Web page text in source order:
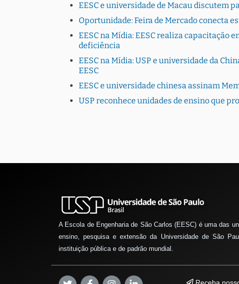
EESC e universidade de Macau discutem
Oportunidade: Feira de Mercado conecta
EESC na Mídia: EESC realiza capacitação
deficiência
EESC na Mídia: USP e universidade da
EESC
EESC e universidade chinesa assinam
USP reconhece unidades de ensino que
A Escola de Engenharia de São Carlos (EESC) é uma das
ensino, pesquisa e extensão da Universidade de São
instituição pública e de padrão mundial.
Receba